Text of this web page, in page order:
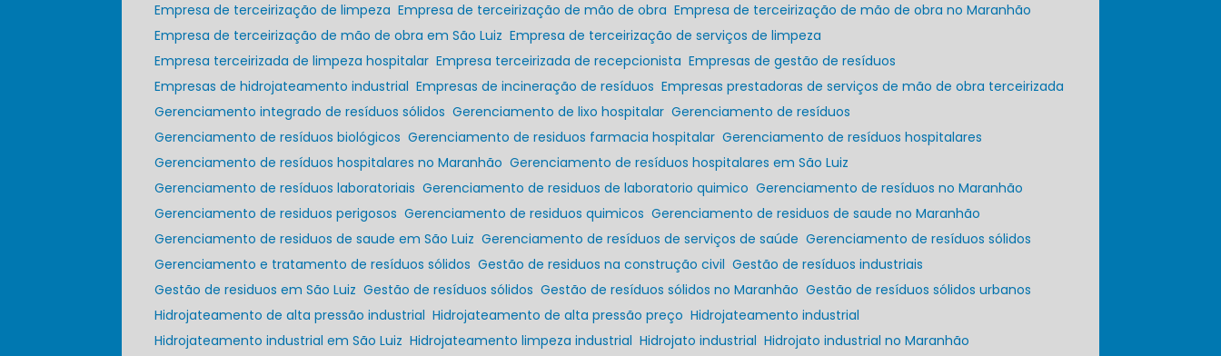
Empresa de terceirização de limpeza
Empresa de terceirização de mão de obra
Empresa de terceirização de mão de obra no Maranhão
Empresa de terceirização de mão de obra em São Luiz
Empresa de terceirização de serviços de limpeza
Empresa terceirizada de limpeza hospitalar
Empresa terceirizada de recepcionista
Empresas de gestão de resíduos
Empresas de hidrojateamento industrial
Empresas de incineração de resíduos
Empresas prestadoras de serviços de mão de obra terceirizada
Gerenciamento integrado de resíduos sólidos
Gerenciamento de lixo hospitalar
Gerenciamento de resíduos
Gerenciamento de resíduos biológicos
Gerenciamento de residuos farmacia hospitalar
Gerenciamento de resíduos hospitalares
Gerenciamento de resíduos hospitalares no Maranhão
Gerenciamento de resíduos hospitalares em São Luiz
Gerenciamento de resíduos laboratoriais
Gerenciamento de residuos de laboratorio quimico
Gerenciamento de resíduos no Maranhão
Gerenciamento de residuos perigosos
Gerenciamento de residuos quimicos
Gerenciamento de residuos de saude no Maranhão
Gerenciamento de residuos de saude em São Luiz
Gerenciamento de resíduos de serviços de saúde
Gerenciamento de resíduos sólidos
Gerenciamento e tratamento de resíduos sólidos
Gestão de residuos na construção civil
Gestão de resíduos industriais
Gestão de residuos em São Luiz
Gestão de resíduos sólidos Gestão de resíduos sólidos no Maranhão
Gestão de resíduos sólidos urbanos
Hidrojateamento de alta pressão industrial
Hidrojateamento de alta pressão preço
Hidrojateamento industrial
Hidrojateamento industrial em São Luiz
Hidrojateamento limpeza industrial Hidrojato industrial
Hidrojato industrial no Maranhão